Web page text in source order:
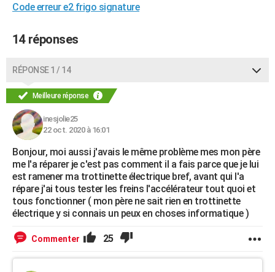
COPAINS D'AVANT
Code erreur e2 frigo signature
14 réponses
RÉPONSE 1 / 14
Meilleure réponse
inesjolie25
22 oct. 2020 à 16:01
Bonjour, moi aussi j'avais le même problème mes mon père
me l'a réparer je c'est pas comment il a fais parce que je lui
est ramener ma trottinette électrique bref, avant qui l'a
répare j'ai tous tester les freins l'accélérateur tout quoi et
tous fonctionner ( mon père ne sait rien en trottinette
électrique y si connais un peux en choses informatique )
Commenter 25